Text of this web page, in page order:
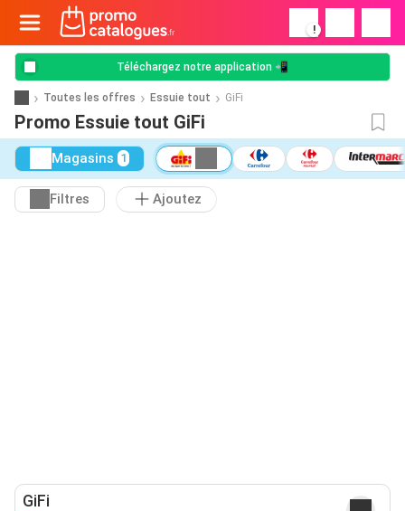
!
Téléchargez notre application 📲
Toutes les offres Essuie tout GiFi
Promo Essuie tout GiFi
Magasins 1
Filtres Ajoutez
GiFi